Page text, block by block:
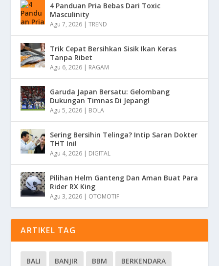
4 Panduan Pria Bebas Dari Toxic
Masculinity
Agu 7, 2026 |TREND
Trik Cepat Bersihkan Sisik Ikan Keras
Tanpa Ribet
Agu 6, 2026 | RAGAM
Garuda Japan Bersatu: Gelombang
Dukungan Timnas Di Jepang!
Agu 5, 2026 | BOLA
Sering Bersihin Telinga? Intip Saran Dokter
THT Ini!
Agu 4, 2026 | DIGITAL
Pilihan Helm Ganteng Dan Aman Buat Para
Rider RX King
Agu 3, 2026 | OTOMOTIF
ARTIKEL TAG
BALI BANJIR BBM BERKENDARA